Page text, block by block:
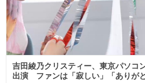
吉田綾乃クリスティー、東京パソコ
出演 ファンは「寂しい」「ありが